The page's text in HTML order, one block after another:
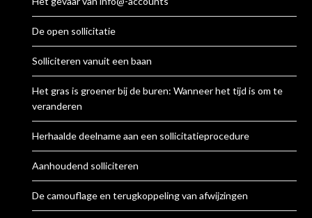
De open sollicitatie
Solliciteren vanuit een baan
Het gras is groener bij de buren: Wanneer het tijd is om te
veranderen
Herhaalde deelname aan een sollicitatieprocedure
Aanhoudend solliciteren
De camouflage en terugkoppeling van afwijzingen